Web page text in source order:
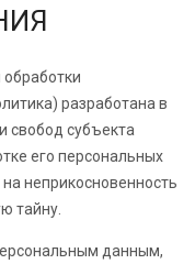
разработана в
свобод субъекта
его персональных
неприкосновенность
тайну.
данным,